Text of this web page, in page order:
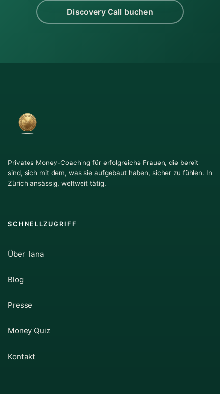
Discovery Call buchen
Privates Money-Coaching für erfolgreiche Frauen, die bereit
sind, sich mit dem, was sie aufgebaut haben, sicher zu fühlen. In
Zürich ansässig, weltweit tätig.
SCHNELLZUGRIFF
Über Ilana
Blog
Presse
Money Quiz
Kontakt